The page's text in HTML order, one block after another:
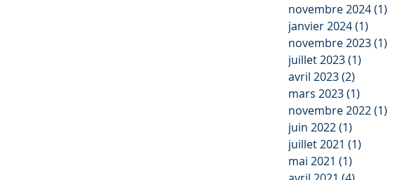
novembre 2024(1)
janvier 2024(1)
novembre 2023(1)
juillet 2023(1)
avril 2023(2)
mars 2023(1)
novembre 2022(1)
juin 2022(1)
juillet 2021 (1)
mai 2021 (1)